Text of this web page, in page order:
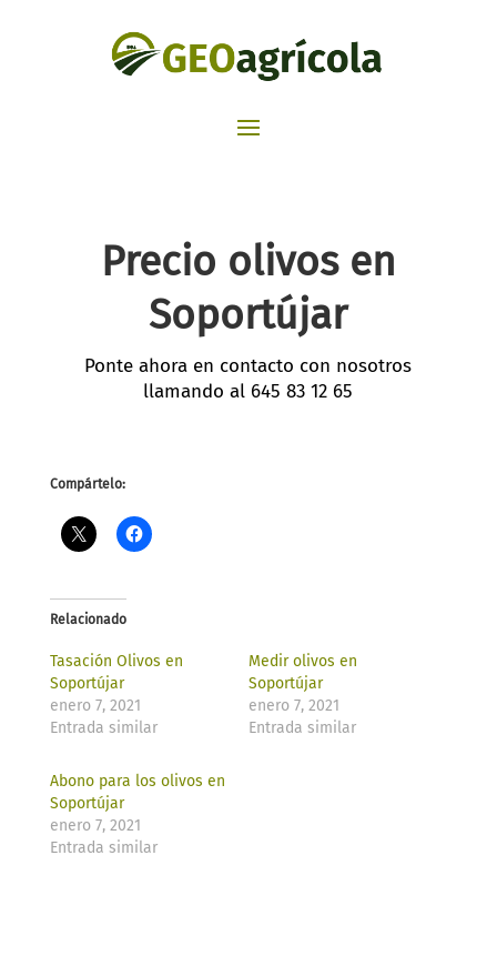
Precio olivos en
Soportújar
Ponte ahora en contacto con nosotros
llamando al 645 83 12 65
Compártelo:
Relacionado
Tasación Olivos en
Soportújar
enero 7, 2021
Entrada similar
Medir olivos en
Soportújar
enero 7, 2021
Entrada similar
Abono para los olivos en
Soportújar
enero 7, 2021
Entrada similar